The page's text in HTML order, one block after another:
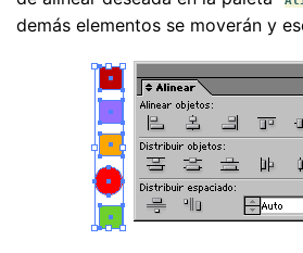
demás elementos se moverán y